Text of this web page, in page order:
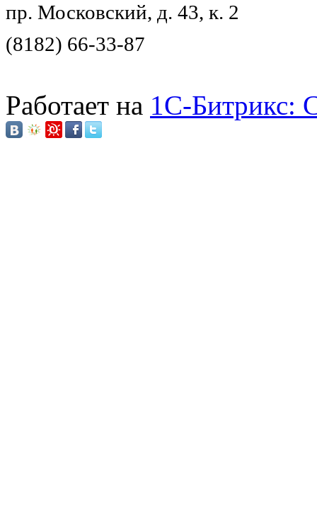
пр. Московский, д. 43, к. 2
(8182) 66-33-87
Работает на 1C-Битрикс: